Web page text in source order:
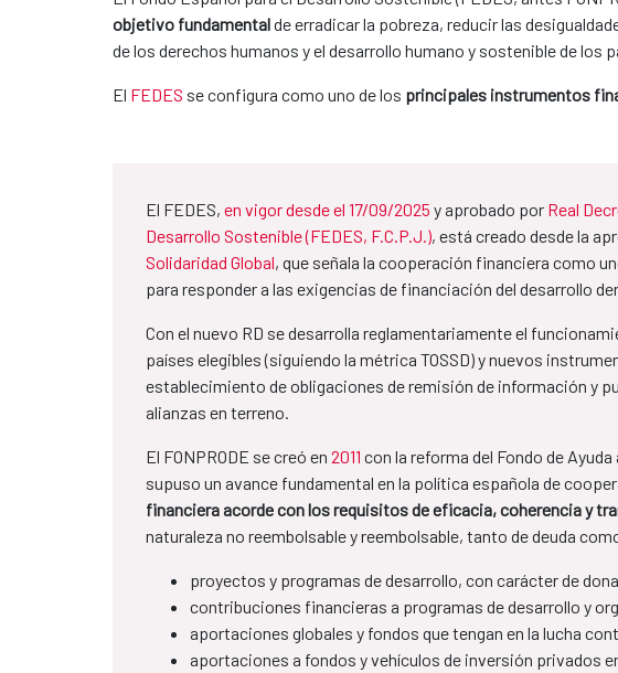
objetivo fundamentalde erradicar la pobreza, reducir las
de los derechos humanos y el desarrollo humano y sostenible de los
El FEDES se configura como uno de los principales instrumentos
El FEDES, en vigor desde el 17/09/2025 y aprobado por Real
Desarrollo Sostenible (FEDES, F.C.P.J.), está creado desde la
Solidaridad Global, que señala la cooperación financiera como
para responder a las exigencias de financiación del desarrollo
Con el nuevo RD se desarrolla reglamentariamente el
países elegibles (siguiendo la métrica TOSSD) y nuevos
establecimiento de obligaciones de remisión de información y
alianzas en terreno.
El FONPRODE se creó en 2011 con la reforma del Fondo de
supuso un avance fundamental en la política española de
financiera acorde con los requisitos de eficacia, coherencia y
naturaleza no reembolsable y reembolsable, tanto de deuda
proyectos y programas de desarrollo, con carácter de
contribuciones financieras a programas de desarrollo y
aportaciones globales y fondos que tengan en la lucha
aportaciones a fondos y vehículos de inversión privados